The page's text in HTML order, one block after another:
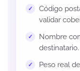
Código
validar
Nombre
destinatario.
Peso real